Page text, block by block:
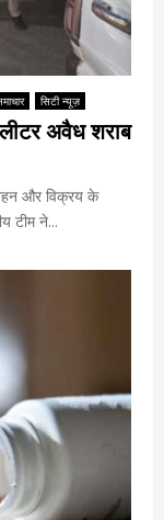
सिटी न्यूज़
अवैध शराब
और विक्रय के
टीम ने...